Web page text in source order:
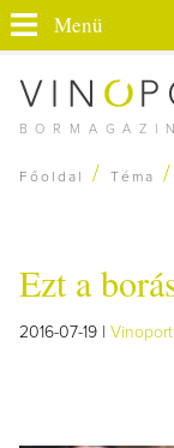
Menü
Főoldal / Téma /
Ezt a
2016-07-19 | Vinoport